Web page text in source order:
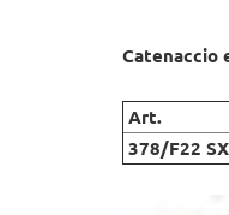
Catenaccio
Art.
378/F22 SX